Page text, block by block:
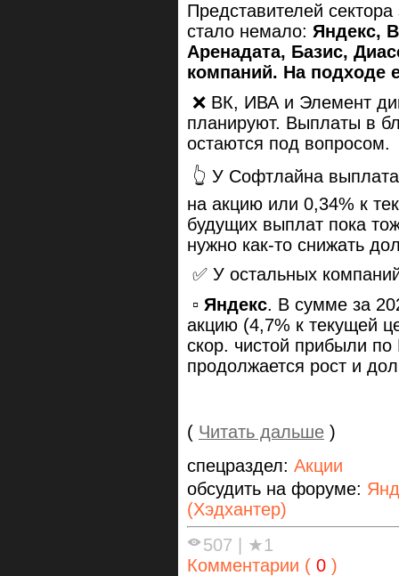
Представителей
стало немало: Яндекс,
Аренадата, Базис,
компаний. На подходе
❌ ВК, ИВА и Элемент
планируют. Выплаты в
остаются под вопросом.
👆 У Софтлайна
на акцию или 0,34% к
будущих выплат пока
нужно как-то снижать
✅ У остальных
▫️ Яндекс. В сумме за
акцию (4,7% к текущей
скор. чистой прибыли
продолжается рост и
( Читать дальше )
спецраздел: Акции
обсудить на форуме:
(Хэдхантер)
507 | ★1
Комментарии ( 0 )